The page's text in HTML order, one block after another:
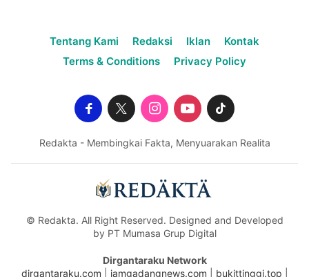
Tentang Kami Redaksi Iklan
Kontak
Terms & Conditions
Privacy Policy
Redakta - Membingkai Fakta, Menyuarakan Realita
© Redakta. All Right Reserved. Designed and Developed
by PT Mumasa Grup Digital
Dirgantaraku Network
dirgantaraku.com
jamgadangnews.com bukittinggi.top